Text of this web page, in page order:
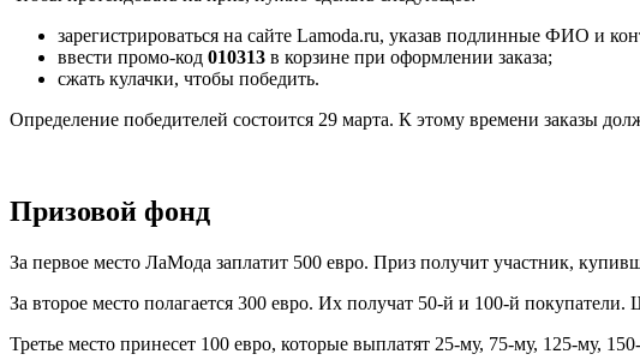
зарегистрироваться на сайте Lamoda.ru, указав подлинные ФИО и
ввести промо-код 010313 в корзине при оформлении заказа;
сжать кулачки, чтобы победить.
Определение победителей состоится 29 марта. К этому времени заказы
Призовой фонд
За первое место ЛаМода заплатит 500 евро. Приз получит участник,
За второе место полагается 300 евро. Их получат 50-й и 100-й
Третье место принесет 100 евро, которые выплатят 25-му, 75-му, 125-му,